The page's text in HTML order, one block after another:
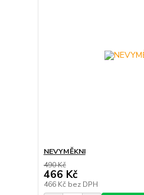
NEVYMĚKNI
490 Kč
466 Kč
466 Kč bez DPH